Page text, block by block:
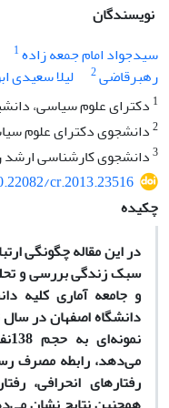
نویسندگان
سیدجواد امام جمعه زاده1
رهبرقاضی2 لیلا سعیدی
1 دکترای علوم سیاسی،
2دانشجوی دکترای علوم
3دانشجوی کارشناسی ارشد
cr.2013.23516
چکیده
در این مقاله چگونگی
سبک زندگی بررسی و
و جامعه آماری کلیه
می‌دهد، رابطه مصرف
رفتارهای انحرافی،